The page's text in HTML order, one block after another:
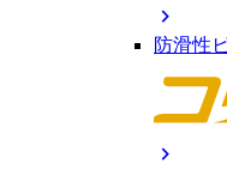
chevron_right
防滑性
chevron_right